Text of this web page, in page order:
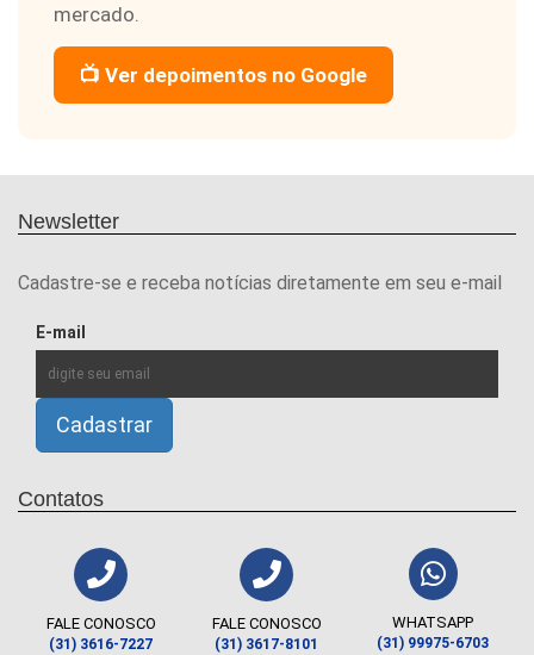
mercado.
📺 Ver depoimentos no Google
Newsletter
Cadastre-se e receba notícias diretamente em seu e-mail
E-mail
Contatos
FALE CONOSCO
(31) 3616-7227
FALE CONOSCO
(31) 3617-8101
WHATSAPP
(31) 99975-6703